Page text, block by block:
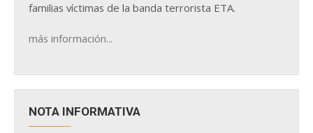
familias víctimas de la banda terrorista ETA.
más información...
NOTA INFORMATIVA